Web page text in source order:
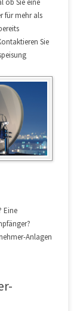
für mehr als
Sie
Eine
Anlagen